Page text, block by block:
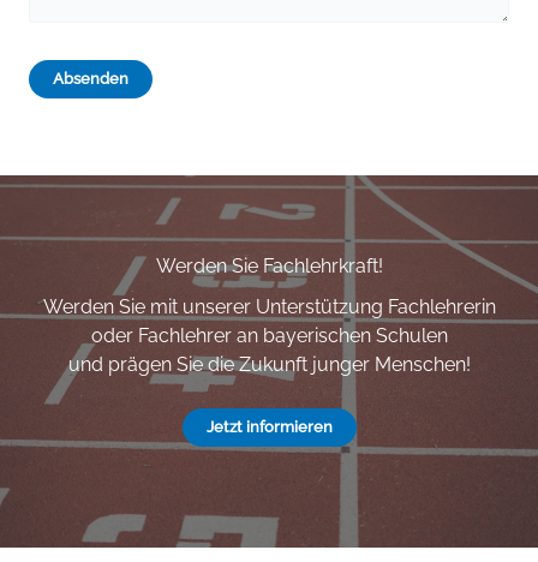
Absenden
Werden Sie Fachlehrkraft!
Werden Sie mit unserer Unterstützung Fachlehrerin
oder Fachlehrer an bayerischen Schulen
und prägen Sie die Zukunft junger Menschen!
Jetzt informieren